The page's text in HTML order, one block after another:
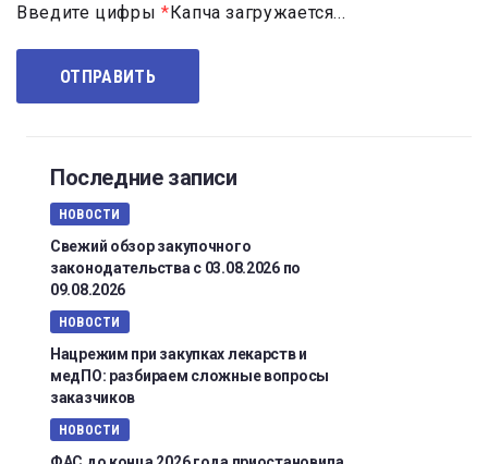
Введите цифры * Капча загружается...
Последние записи
НОВОСТИ
Свежий обзор закупочного
законодательства с 03.08.2026 по
09.08.2026
НОВОСТИ
Нацрежим при закупках лекарств и
медПО: разбираем сложные вопросы
заказчиков
НОВОСТИ